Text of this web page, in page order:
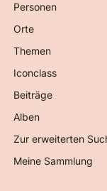
Personen
Orte
Themen
Iconclass
Beiträge
Alben
Zur erweiterten
Meine Sammlung